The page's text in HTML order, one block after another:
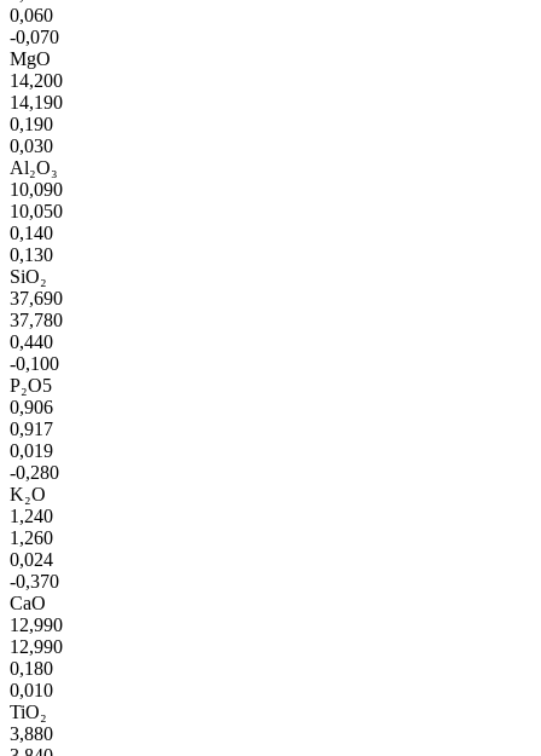
0,060
-0,070
MgO
14,200
14,190
0,190
0,030
Al₂O₃
10,090
10,050
0,140
0,130
SiO₂
37,690
37,780
0,440
-0,100
P₂O5
0,906
0,917
0,019
-0,280
K₂O
1,240
1,260
0,024
-0,370
CaO
12,990
12,990
0,180
0,010
TiO₂
3,880